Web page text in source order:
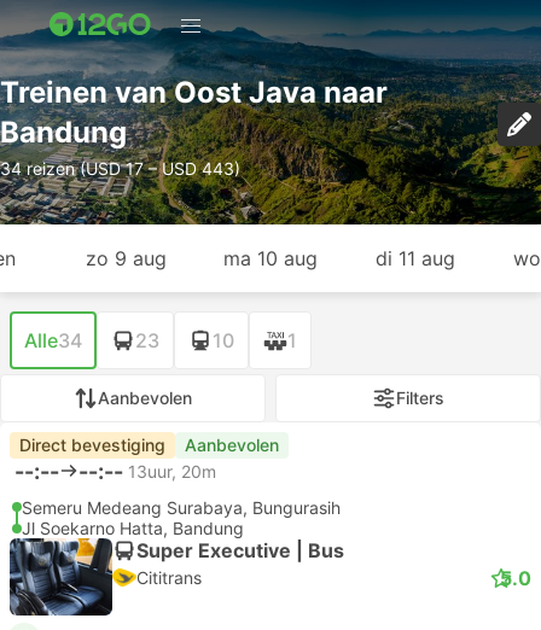
Treinen van Oost Java naar
Bandung
34 reizen (USD 17 – USD 443)
zo 9 aug ma 10 aug di 11 aug
Alle34 23 10 1
Aanbevolen Filters
Direct bevestiging Aanbevolen
--:-- --:-- 13uur, 20m
Semeru Medeang Surabaya, Bungurasih
Jl Soekarno Hatta, Bandung
Super Executive | Bus
Cititrans 5.0